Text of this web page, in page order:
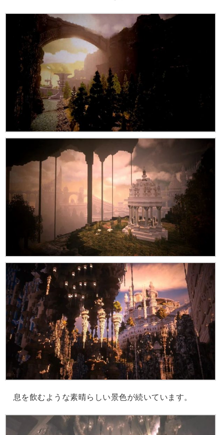
息を飲むような素晴らしい景色が続いています。